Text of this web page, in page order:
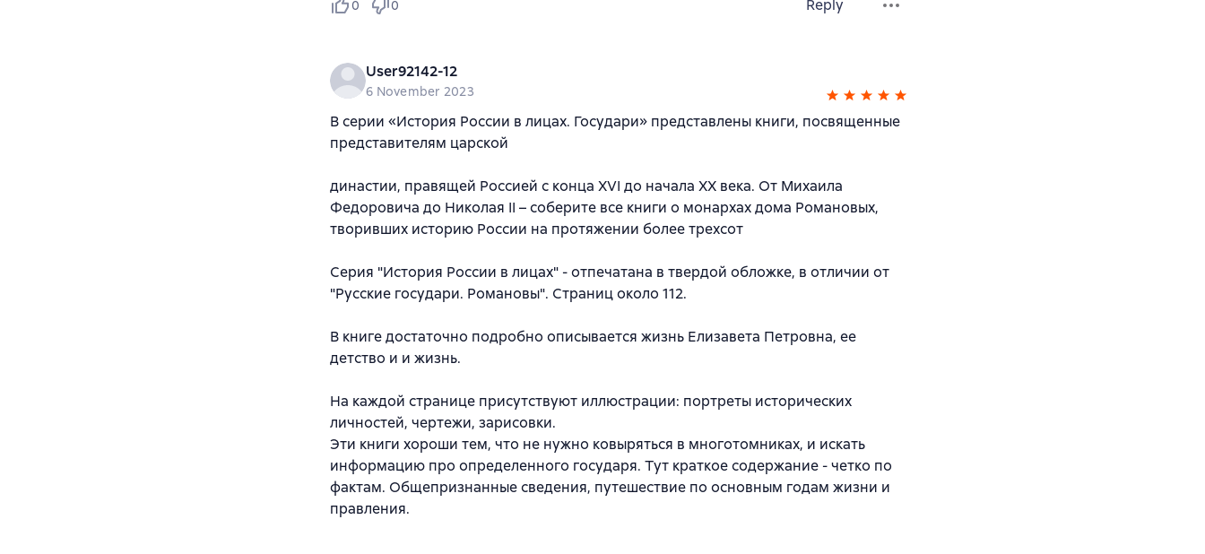
0 0 Reply
User92142-12
6 November 2023
В серии «История России в лицах. Государи» представлены книги, посвященные
представителям царской
династии, правящей Россией с конца XVI до начала XX века. От Михаила
Федоровича до Николая II – соберите все книги о монархах дома Романовых,
творивших историю России на протяжении более трехсот
Серия "История России в лицах" - отпечатана в твердой обложке, в отличии от
"Русские государи. Романовы". Страниц около 112.
В книге достаточно подробно описывается жизнь Елизавета Петровна, ее
детство и и жизнь.
На каждой странице присутствуют иллюстрации: портреты исторических
личностей, чертежи, зарисовки.
Эти книги хороши тем, что не нужно ковыряться в многотомниках, и искать
информацию про определенного государя. Тут краткое содержание - четко по
фактам. Общепризнанные сведения, путешествие по основным годам жизни и
правления.